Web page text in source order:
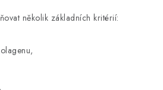
několik základních kritérií: